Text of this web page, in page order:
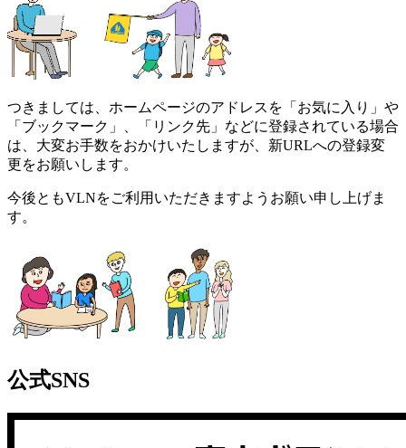
つきましては、ホームページのアドレスを「お気に入り」や
「ブックマーク」、「リンク先」などに登録されている場合
は、大変お手数をおかけいたしますが、新URLへの登録変
更をお願いします。
今後ともVLNをご利用いただきますようお願い申し上げま
す。
公式SNS